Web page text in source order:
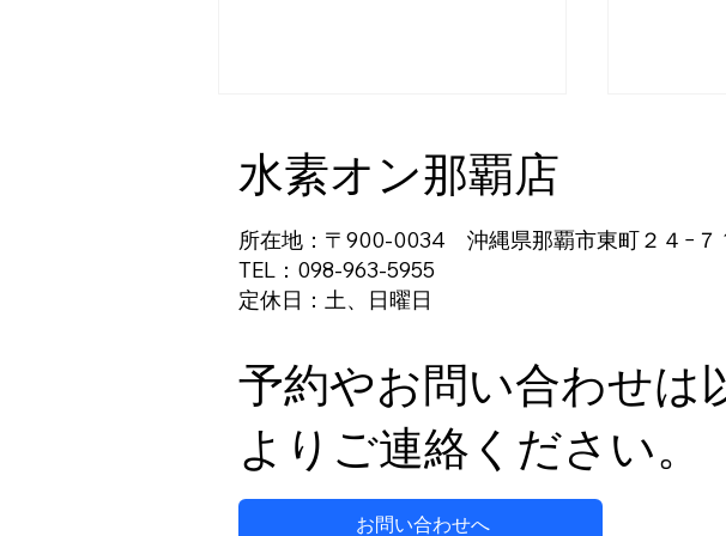
水素オン那覇店
所在地：〒900-0034 沖縄県那覇市東町２４−７
TEL：098-963-5955
定休日：土、日曜日
予約やお問い合わせは
よりご連絡ください。
お問い合わせへ
法
を目指す